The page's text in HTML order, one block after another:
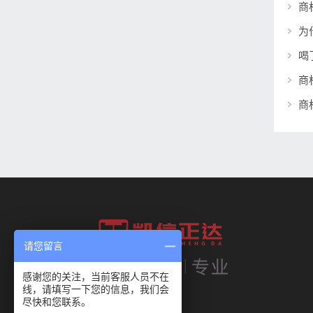
商
为
喝
商
请您留言
感谢您的关注，当前客服人员不在
线，请填写一下您的信息，我们会
尽快和您联系。